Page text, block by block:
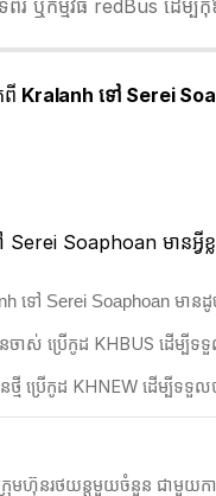
ឬកម្មវិធី redBus ដើម្បីកុំ
ពី Kralanh ទៅ Serei
Serei Soaphoan មានអ្វីខ្
ទៅ Serei Soaphoan មានដូ
ាស់ ប្រើកូដ KHBUS ដើម្បី
មី ប្រើកូដ KHNEW ដើម្បីទ
ហ៊ុនរថយន្តមួយចំនួន ជាមួយកា